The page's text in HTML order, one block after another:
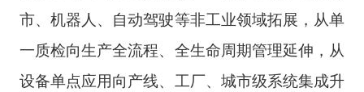
市、机器人、自动驾驶等非工业领域拓展，从单
一质检向生产全流程、全生命周期管理延伸，从
设备单点应用向产线、工厂、城市级系统集成升